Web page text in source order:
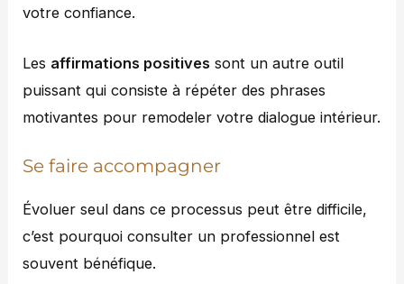
votre confiance.
Les affirmations positives sont un autre outil
puissant qui consiste à répéter des phrases
motivantes pour remodeler votre dialogue intérieur.
Se faire accompagner
Évoluer seul dans ce processus peut être difficile,
c’est pourquoi consulter un professionnel est
souvent bénéfique.